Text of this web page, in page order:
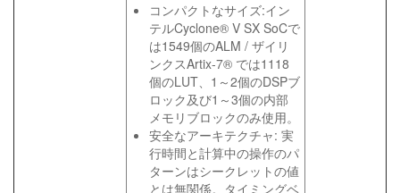
コンパクトなサイズ:イン
テルCyclone® V SX SoCで
は1549個のALM / ザイリ
ンクスArtix-7® では1118
個のLUT、1～2個のDSPブ
ロック及び1～3個の内部
メモリブロックのみ使用。
安全なアーキテクチャ: 実
行時間と計算中の操作のパ
ターンはシークレットの値
とは無関係。タイミングベ